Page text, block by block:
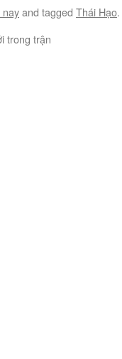
and tagged Thái Hạo
trong trận